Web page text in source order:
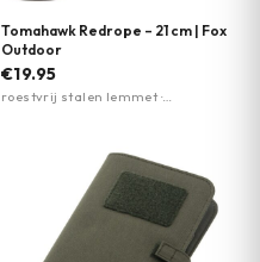
Tomahawk Redrope – 21 cm | Fox
Outdoor
€19.95
roestvrij stalen lemmet ·